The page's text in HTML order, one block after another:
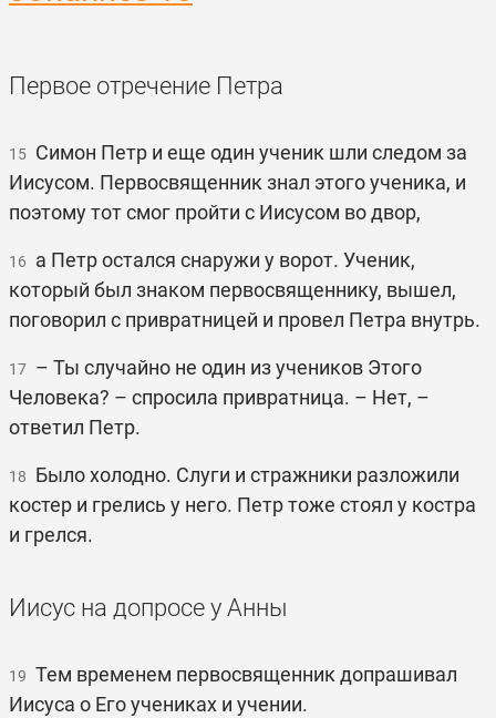
Первое отречение Петра
15 Симон Петр и еще один ученик шли следом за
Иисусом. Первосвященник знал этого ученика, и
поэтому тот смог пройти с Иисусом во двор,
16 а Петр остался снаружи у ворот. Ученик,
который был знаком первосвященнику, вышел,
поговорил с привратницей и провел Петра внутрь.
17 – Ты случайно не один из учеников Этого
Человека? – спросила привратница. – Нет, –
ответил Петр.
18 Было холодно. Слуги и стражники разложили
костер и грелись у него. Петр тоже стоял у костра
и грелся.
Иисус на допросе у Анны
19 Тем временем первосвященник допрашивал
Иисуса о Его учениках и учении.